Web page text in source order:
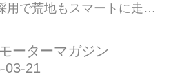
用で荒地もスマートに走破
イク」が第五世代へと進
トローク量120mmの新サス
ーターマガジン